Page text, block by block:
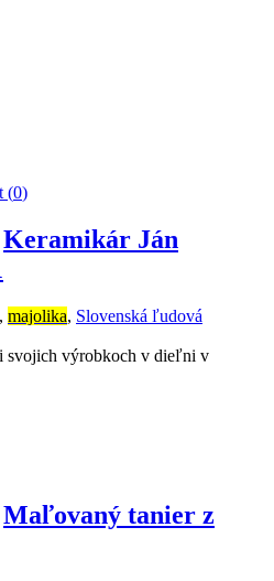
(0)
Keramikár Ján
, majolika, Slovenská ľudová
svojich výrobkoch v dieľni v
Maľovaný tanier z